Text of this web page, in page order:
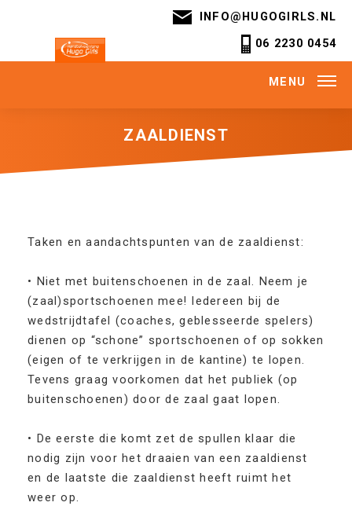
INFO@HUGOGIRLS.NL
06 2230 0454
MENU
ZAALDIENST
Taken en aandachtspunten van de zaaldienst:
• Niet met buitenschoenen in de zaal. Neem je
(zaal)sportschoenen mee! Iedereen bij de
wedstrijdtafel (coaches, geblesseerde spelers)
dienen op “schone” sportschoenen of op sokken
(eigen of te verkrijgen in de kantine) te lopen.
Tevens graag voorkomen dat het publiek (op
buitenschoenen) door de zaal gaat lopen.
• De eerste die komt zet de spullen klaar die
nodig zijn voor het draaien van een zaaldienst
en de laatste die zaaldienst heeft ruimt het
weer op.